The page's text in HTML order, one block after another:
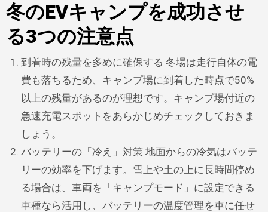
冬のEVキャンプを成功させ
る3つの注意点
到着時の残量を多めに確保する 冬場は走行自体の電
費も落ちるため、キャンプ場に到着した時点で50%
以上の残量があるのが理想です。キャンプ場付近の
急速充電スポットをあらかじめチェックしておきま
しょう。
バッテリーの「冷え」対策 地面からの冷気はバッテ
リーの効率を下げます。雪上や土の上に長時間停め
る場合は、車両を「キャンプモード」に設定できる
車種なら活用し、バッテリーの温度管理を車に任せ